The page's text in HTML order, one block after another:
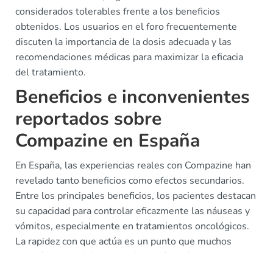
considerados tolerables frente a los beneficios
obtenidos. Los usuarios en el foro frecuentemente
discuten la importancia de la dosis adecuada y las
recomendaciones médicas para maximizar la eficacia
del tratamiento.
Beneficios e inconvenientes
reportados sobre
Compazine en España
En España, las experiencias reales con Compazine han
revelado tanto beneficios como efectos secundarios.
Entre los principales beneficios, los pacientes destacan
su capacidad para controlar eficazmente las náuseas y
vómitos, especialmente en tratamientos oncológicos.
La rapidez con que actúa es un punto que muchos